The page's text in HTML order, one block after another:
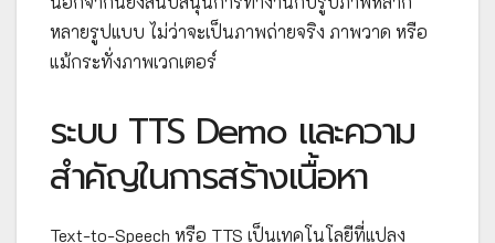
หลายรูปแบบ ไม่ว่าจะเป็นภาพถ่ายจริง ภาพวาด หรือ
แม้กระทั่งภาพเวกเตอร์
ระบบ TTS Demo และความ
สำคัญในการสร้างเนื้อหา
Text-to-Speech หรือ TTS เป็นเทคโนโลยีที่แปลง